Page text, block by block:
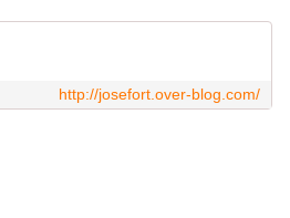
http://josefort.over-blog.com/